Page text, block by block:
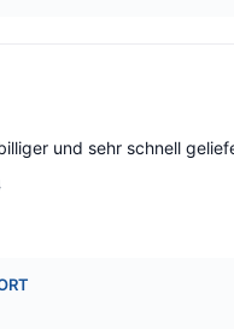
und sehr schnell